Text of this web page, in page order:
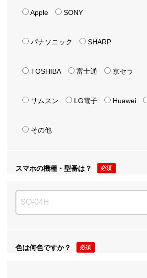
Apple SONY
パナソニック SHARP
TOSHIBA 富士通 京セラ
サムスン LG電子 Huawei
その他
スマホの機種・型番は？ 必須
色は何色ですか？ 必須